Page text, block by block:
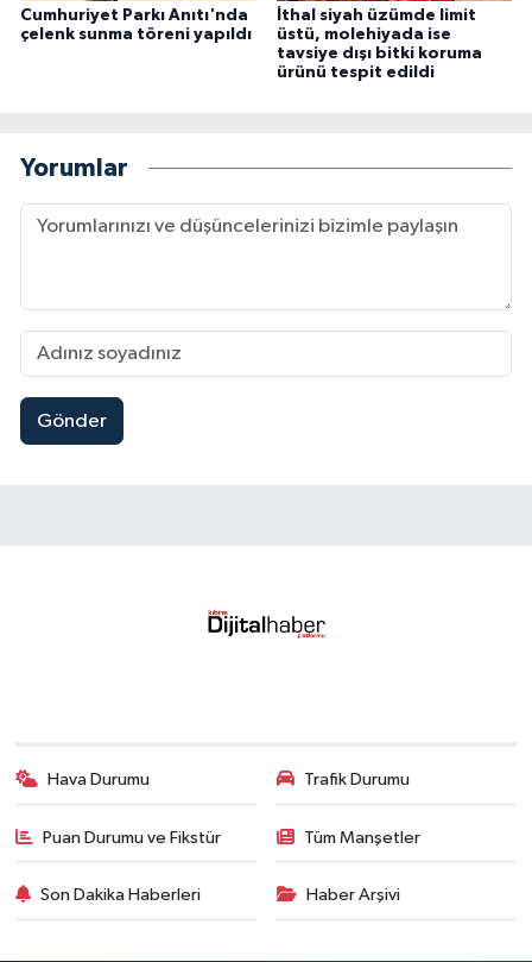
Cumhuriyet Parkı Anıtı'nda
çelenk sunma töreni yapıldı
İthal siyah üzümde limit
üstü, molehiyada ise
tavsiye dışı bitki koruma
ürünü tespit edildi
Yorumlar
Gönder
Hava Durumu Trafik Durumu
Puan Durumu ve Fikstür Tüm Manşetler
Son Dakika Haberleri Haber Arşivi